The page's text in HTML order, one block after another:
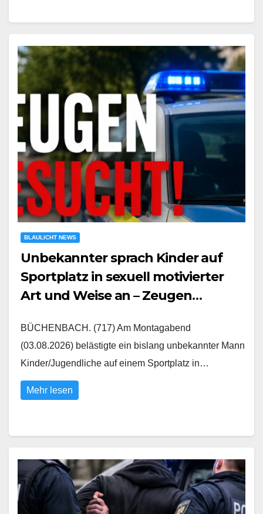
BLAULICHT NEWS
Unbekannter sprach Kinder auf
Sportplatz in sexuell motivierter
Art und Weise an – Zeugen
BÜCHENBACH. (717) Am Montagabend
(03.08.2026) belästigte ein bislang unbekannter Mann
Kinder/Jugendliche auf einem Sportplatz in…
Mehr lesen